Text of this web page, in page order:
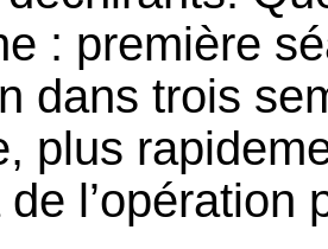
: première
dans trois
plus
l’opération